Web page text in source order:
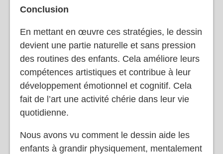
Conclusion
En mettant en œuvre ces stratégies, le dessin
devient une partie naturelle et sans pression
des routines des enfants. Cela améliore leurs
compétences artistiques et contribue à leur
développement émotionnel et cognitif. Cela
fait de l’art une activité chérie dans leur vie
quotidienne.
Nous avons vu comment le dessin aide les
enfants à grandir physiquement, mentalement